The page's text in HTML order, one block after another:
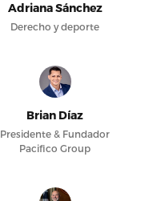
Adriana Sánchez
Derecho y deporte
Brian Díaz
Presidente & Fundador
Pacifico Group